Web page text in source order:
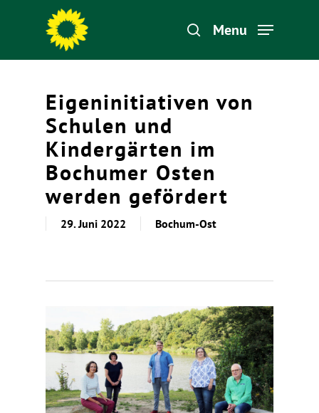
Menu
Eigeninitiativen von
Schulen und
Kindergärten im
Bochumer Osten
werden gefördert
29. Juni 2022 Bochum-Ost